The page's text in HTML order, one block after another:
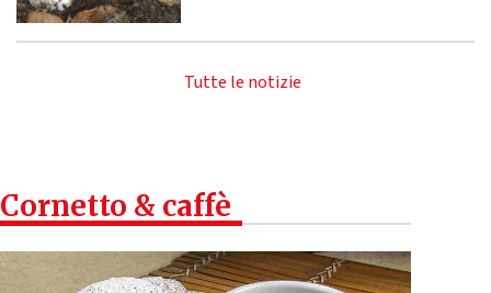
Tutte le notizie
Cornetto & caffè